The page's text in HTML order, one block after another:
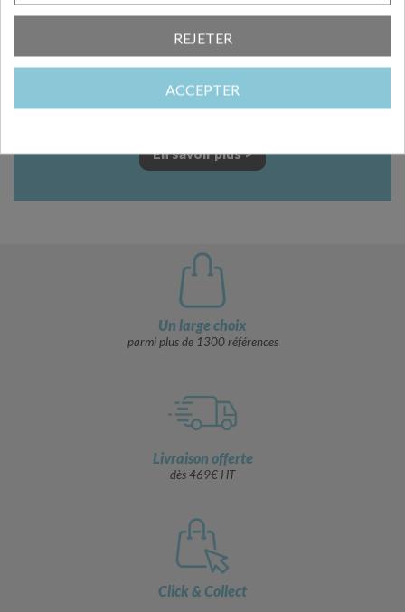
la conception
d’un emballage unique et qui vous
ressemble ?
Contactez-nous au +33 (0)3 20 87 50 30 ou
par mail : contact@deffrennes.fr
En savoir plus >
Un large choix
parmi plus de 1300 références
Livraison offerte
dès 469€ HT
Click & Collect
REJETER
ACCEPTER